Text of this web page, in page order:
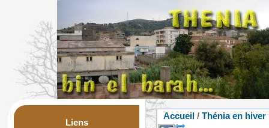
Liens
Accueil / Thénia en hiver